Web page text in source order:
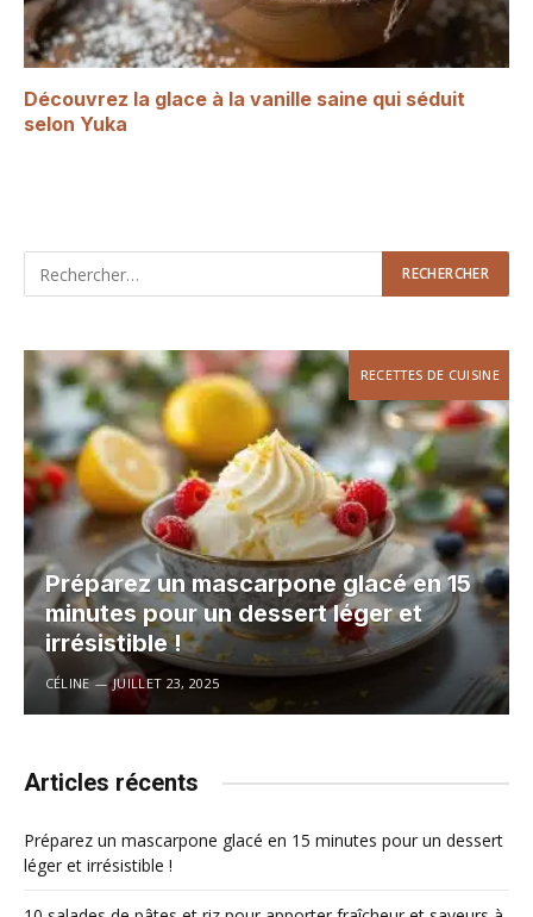
Découvrez la glace à la vanille saine qui séduit
selon Yuka
RECETTES DE CUISINE
Préparez un mascarpone glacé en 15
minutes pour un dessert léger et
irrésistible !
CÉLINE JUILLET 23, 2025
Articles récents
Préparez un mascarpone glacé en 15 minutes pour un dessert
léger et irrésistible !